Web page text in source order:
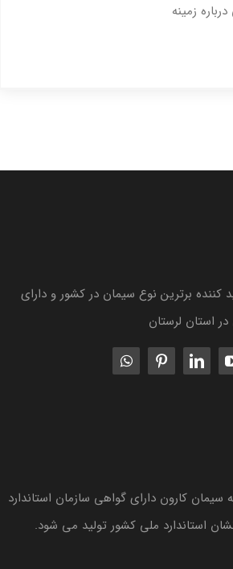
زمینه
کننده برترین نوع سیمان در کشور و دارای
استان لرستان
سیمان کارون دارای گواهی سازمان استاندارد
استاندارد ملی کشور تولید می شود.